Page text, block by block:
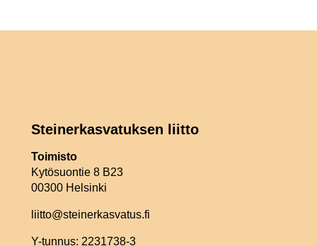
Steinerkasvatuksen liitto
Toimisto
Kytösuontie 8 B23
00300 Helsinki
liitto@steinerkasvatus.fi
Y-tunnus: 2231738-3